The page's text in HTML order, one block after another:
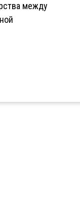
между